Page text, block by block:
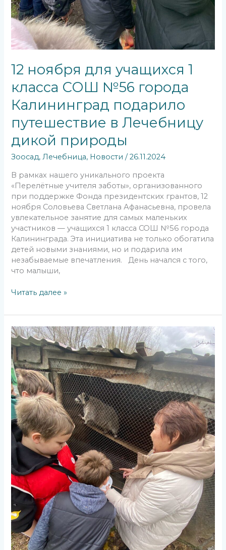
12 ноября для учащихся 1
класса СОШ №56 города
Калининград подарило
путешествие в Лечебницу
дикой природы
Зоосад,Лечебница, Новости /26.11.2024
В рамках нашего уникального проекта
«Перелётные учителя заботы», организованного
при поддержке Фонда президентских грантов, 12
ноября Соловьева Светлана Афанасьевна, провела
увлекательное занятие для самых маленьких
участников — учащихся 1 класса СОШ №56 города
Калининграда. Эта инициатива не только обогатила
детей новыми знаниями, но и подарила им
незабываемые впечатления. День начался с того,
что малыши,
Читать далее »
Перелётные
учителя
заботы:
доброта,
которая
лечит
сердца